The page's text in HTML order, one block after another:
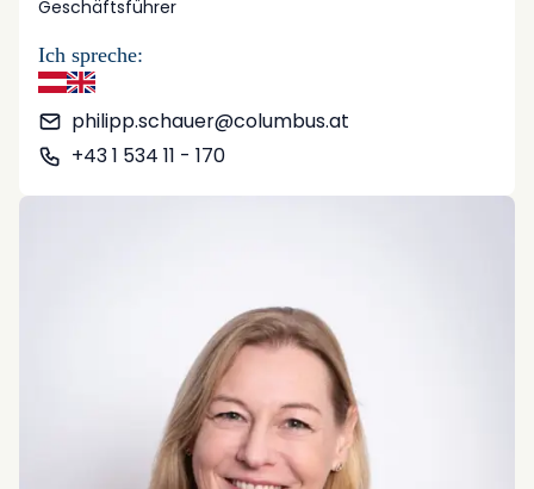
Geschäftsführer
Ich spreche:
philipp.schauer@columbus.at
+43 1 534 11 - 170